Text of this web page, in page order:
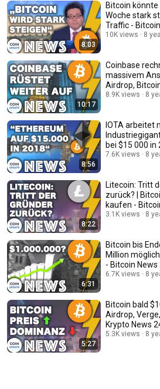
8:03
Bitcoin
Woche stark
Traffic -
10.05.2018
10K views 8
10:17
Coinbase
massivem
Airdrop,
News
8.9K views 8
8:56
IOTA arbeitet
bei $15 000 in
News
7.6K views 8
8:22
Litecoin: Tritt
zurück? |
kaufen -
01.05.2018
3.1K views 8
6:31
Bitcoin bis
Million
- Bitcoin News
6.7K views 8
5:27
Bitcoin bald
Airdrop,
Krypto News
5.3K views 8